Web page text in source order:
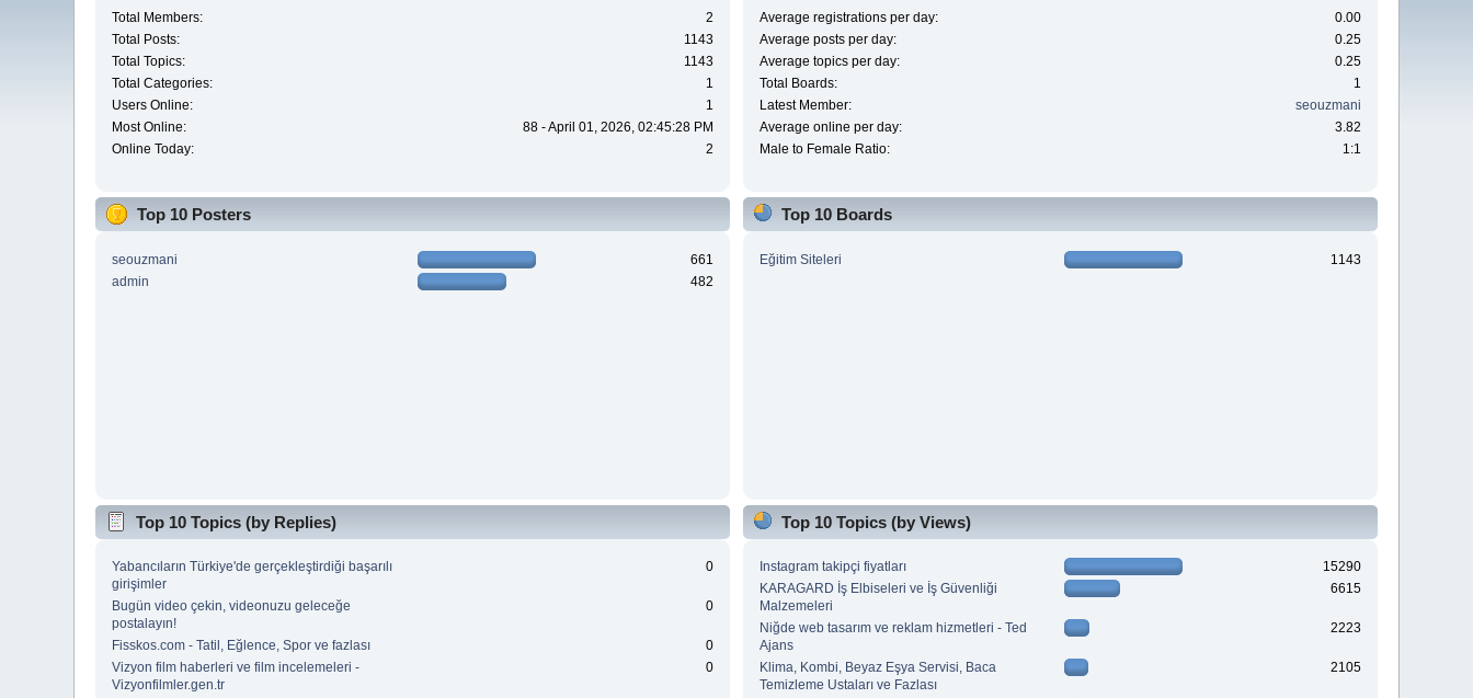
Total Members:
2
Total Posts:
1143
Total Topics:
1143
Total Categories:
1
Users Online:
1
Most Online:
88 - April 01, 2026, 02:45:28 PM
Online Today:
2
Average registrations per day:
0.00
Average posts per day:
0.25
Average topics per day:
0.25
Total Boards:
1
Latest Member:
seouzmani
Average online per day:
3.82
Male to Female Ratio:
1:1
Top 10 Posters
seouzmani
661
admin
482
Top 10 Boards
Eğitim Siteleri 1143
Top 10 Topics (by Replies)
Yabancıların Türkiye'de gerçekleştirdiği başarılı
girişimler
0
Bugün video çekin, videonuzu geleceğe
postalayın!
0
Fisskos.com - Tatil, Eğlence, Spor ve fazlası
0
Vizyon film haberleri ve film incelemeleri -
Vizyonfilmler.gen.tr
0
Top 10 Topics (by Views)
Instagram takipçi fiyatları
15290
KARAGARD İş Elbiseleri ve İş Güvenliği
Malzemeleri
6615
Niğde web tasarım ve reklam hizmetleri - Ted
Ajans
2223
Klima, Kombi, Beyaz Eşya Servisi, Baca
Temizleme Ustaları ve Fazlası
2105